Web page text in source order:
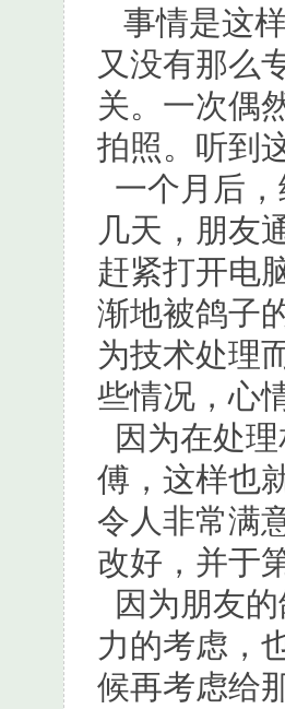
事情是这
又没有那么
关。一次偶
拍照。听到
一个月后
几天，朋友
赶紧打开电
渐地被鸽子
为技术处理
些情况，心
因为在处
傅，这样也
令人非常满
改好，并于
因为朋友
力的考虑，
候再考虑给